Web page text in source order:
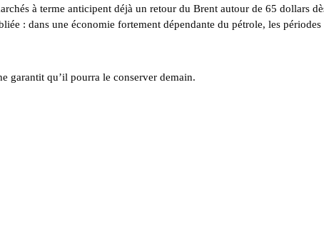
à terme anticipent déjà un retour du Brent autour de 65 dollars
: dans une économie fortement dépendante du pétrole, les périodes
garantit qu’il pourra le conserver demain.